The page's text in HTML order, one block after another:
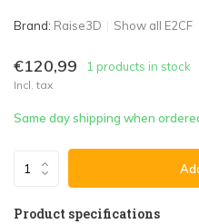
Brand: Raise3D Show all E2CF
€120,99 1 products in stock
Incl. tax
Same day shipping when
Product specifications